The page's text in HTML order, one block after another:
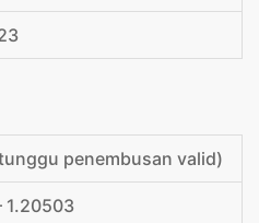
penembusan valid)
1.20503